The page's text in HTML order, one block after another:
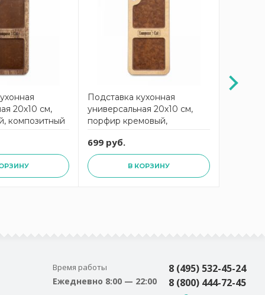
20х10 см,
композитный
Подставка кухонная
универсальная 20х10 см,
порфир кремовый,
ProFashion ComposeEat
699 руб.
В КОРЗИНУ
Время работы
Ежедневно 8:00 — 22:00
8 (495) 532-45-24
8 (800) 444-72-45